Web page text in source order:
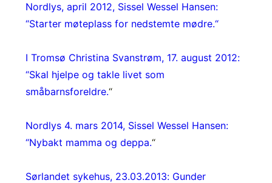
Nordlys, april 2012, Sissel Wessel Hansen:
“Starter møteplass for nedstemte mødre.“
I Tromsø Christina Svanstrøm, 17. august 2012:
“Skal hjelpe og takle livet som
småbarnsforeldre.“
Nordlys 4. mars 2014, Sissel Wessel Hansen:
“Nybakt mamma og deppa.“
Sørlandet sykehus, 23.03.2013: Gunder